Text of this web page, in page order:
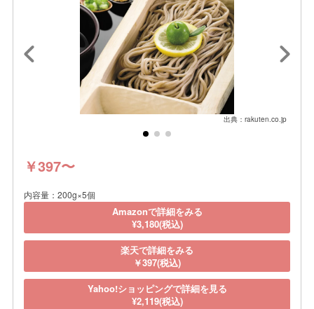
出典：rakuten.co.jp
￥397〜
内容量：200g×5個
Amazonで詳細をみる
¥3,180(税込)
楽天で詳細をみる
￥397(税込)
Yahoo!ショッピングで詳細を見る
¥2,119(税込)